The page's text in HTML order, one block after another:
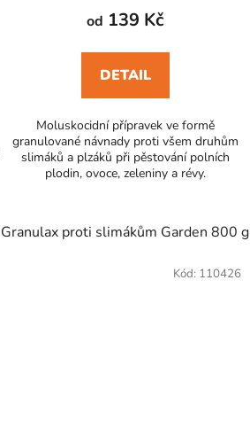
GRANULAX proti slimákům Plus
od 139 Kč
DETAIL
Moluskocidní přípravek ve formě
granulované návnady proti všem druhům
slimáků a plzáků při pěstování polních
plodin, ovoce, zeleniny a révy.
Granulax proti slimákům Garden 800 g
Kód: 110426